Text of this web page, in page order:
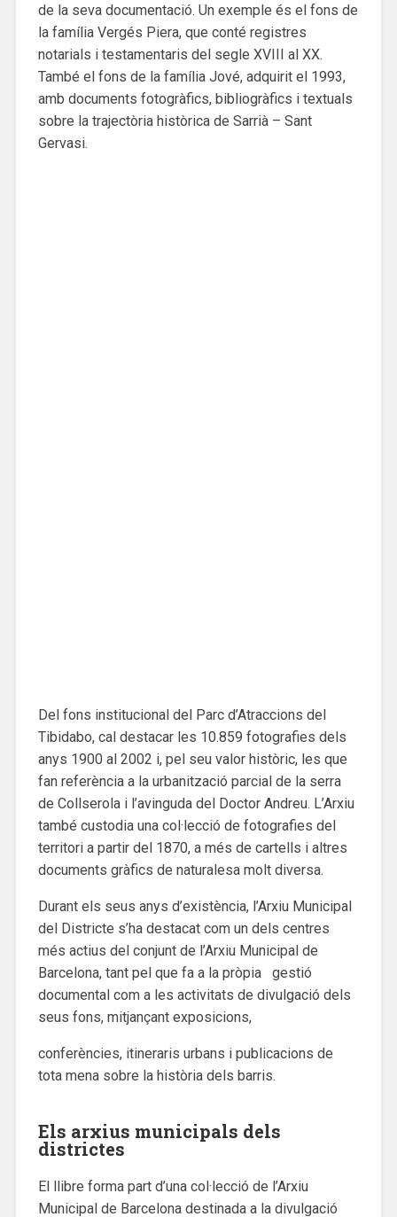
de la seva documentació. Un exemple és el fons de
la família Vergés Piera, que conté registres
notarials i testamentaris del segle XVIII al XX.
També el fons de la família Jové, adquirit el 1993,
amb documents fotogràfics, bibliogràfics i textuals
sobre la trajectòria històrica de Sarrià – Sant
Gervasi.
Del fons institucional del Parc d’Atraccions del
Tibidabo, cal destacar les 10.859 fotografies dels
anys 1900 al 2002 i, pel seu valor històric, les que
fan referència a la urbanització parcial de la serra
de Collserola i l’avinguda del Doctor Andreu. L’Arxiu
també custodia una col·lecció de fotografies del
territori a partir del 1870, a més de cartells i altres
documents gràfics de naturalesa molt diversa.
Durant els seus anys d’existència, l’Arxiu Municipal
del Districte s’ha destacat com un dels centres
més actius del conjunt de l’Arxiu Municipal de
Barcelona, tant pel que fa a la pròpia gestió
documental com a les activitats de divulgació dels
seus fons, mitjançant exposicions,
conferències, itineraris urbans i publicacions de
tota mena sobre la història dels barris.
Els arxius municipals dels
districtes
El llibre forma part d’una col·lecció de l’Arxiu
Municipal de Barcelona destinada a la divulgació